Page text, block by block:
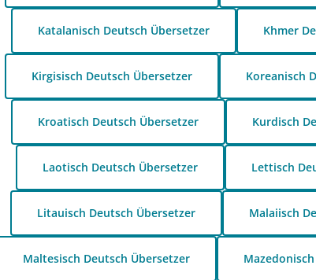
Katalanisch Deutsch Übersetzer Khmer
Kirgisisch Deutsch Übersetzer Koreanisch
Kroatisch Deutsch Übersetzer Kurdisch
Laotisch Deutsch Übersetzer Lettisch
Litauisch Deutsch Übersetzer Malaiisch
Maltesisch Deutsch Übersetzer